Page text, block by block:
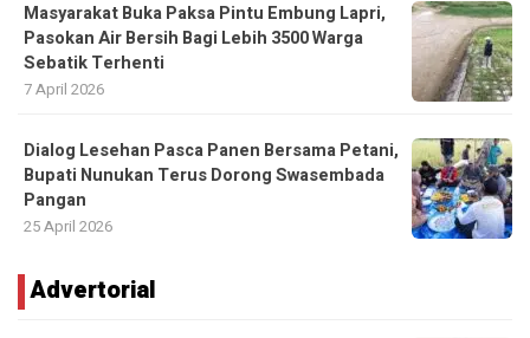
Masyarakat Buka Paksa Pintu Embung Lapri,
Pasokan Air Bersih Bagi Lebih 3500 Warga
Sebatik Terhenti
7 April 2026
Dialog Lesehan Pasca Panen Bersama Petani,
Bupati Nunukan Terus Dorong Swasembada
Pangan
25 April 2026
Advertorial